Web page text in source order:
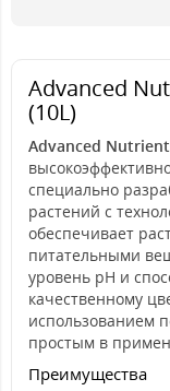
Advanced
(10L)
Advanced
специально
растений с
обеспечивает
питательными
уровень pH и
качественному
использованием
простым в
Преимущества